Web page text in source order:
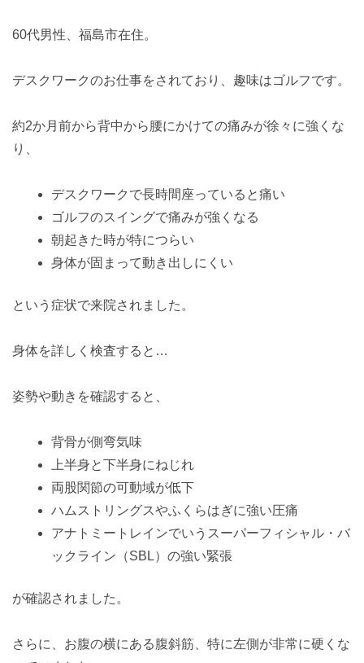
60代男性、福島市在住。
デスクワークのお仕事をされており、趣味はゴルフです。
約2か月前から背中から腰にかけての痛みが徐々に強くな
り、
デスクワークで長時間座っていると痛い
ゴルフのスイングで痛みが強くなる
朝起きた時が特につらい
身体が固まって動き出しにくい
という症状で来院されました。
身体を詳しく検査すると…
姿勢や動きを確認すると、
背骨が側弯気味
上半身と下半身にねじれ
両股関節の可動域が低下
ハムストリングスやふくらはぎに強い圧痛
アナトミートレインでいうスーパーフィシャル・バ
ックライン（SBL）の強い緊張
が確認されました。
さらに、お腹の横にある腹斜筋、特に左側が非常に硬くな